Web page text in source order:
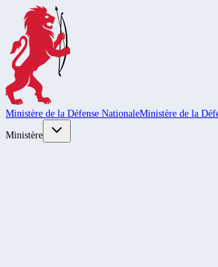
Ministère de la Défense NationaleMinistère de la
Ministère